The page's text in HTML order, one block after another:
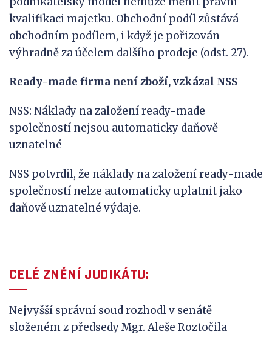
kvalifikaci majetku. Obchodní podíl zůstává
obchodním podílem, i když je pořizován
výhradně za účelem dalšího prodeje (odst. 27).
Ready-made firma není zboží, vzkázal NSS
NSS: Náklady na založení ready-made
společností nejsou automaticky daňově
uznatelné
NSS potvrdil, že náklady na založení ready-made
společností nelze automaticky uplatnit jako
daňově uznatelné výdaje.
CELÉ ZNĚNÍ JUDIKÁTU:
Nejvyšší správní soud rozhodl v senátě
složeném z předsedy Mgr. Aleše Roztočila